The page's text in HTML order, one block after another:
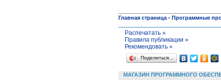
Главная страница- Программные
Распечатать »
Правила публикации »
Рекомендовать »
Поделиться…
МАГАЗИН ПРОГРАММНОГО